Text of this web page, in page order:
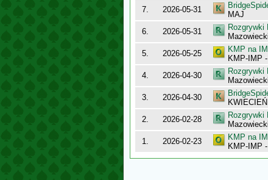
7. 2026-05-31
MAJ
6. 2026-05-31
Rozgrywki
5. 2026-05-25
KMP na
KMP-IMP
4. 2026-04-30
Rozgrywki
3. 2026-04-30
KWIECIEŃ
2. 2026-02-28
Rozgrywki
1. 2026-02-23
KMP na
KMP-IMP